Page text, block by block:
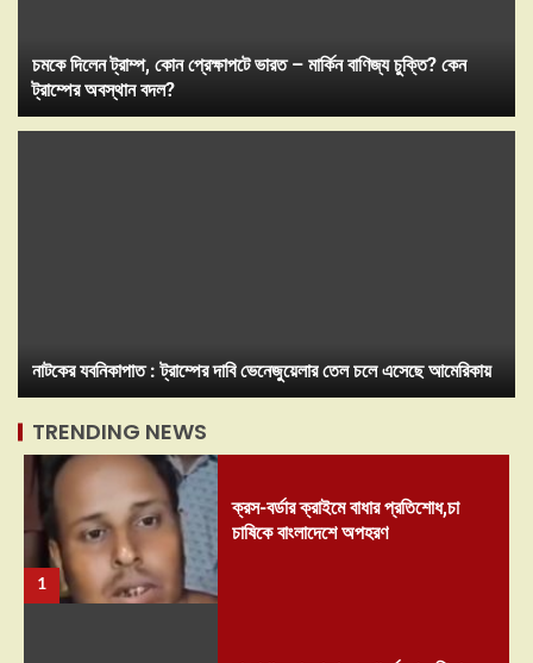
চমকে দিলেন ট্রাম্প, কোন প্রেক্ষাপটে ভারত – মার্কিন বাণিজ্য চুক্তি? কেন
ট্রাম্পের অবস্থান বদল?
নাটকের যবনিকাপাত : ট্রাম্পের দাবি ভেনেজুয়েলার তেল চলে এসেছে আমেরিকায়
TRENDING NEWS
1
ক্রস-বর্ডার ক্রাইমে বাধার প্রতিশোধ,চা
চাষিকে বাংলাদেশে অপহরণ